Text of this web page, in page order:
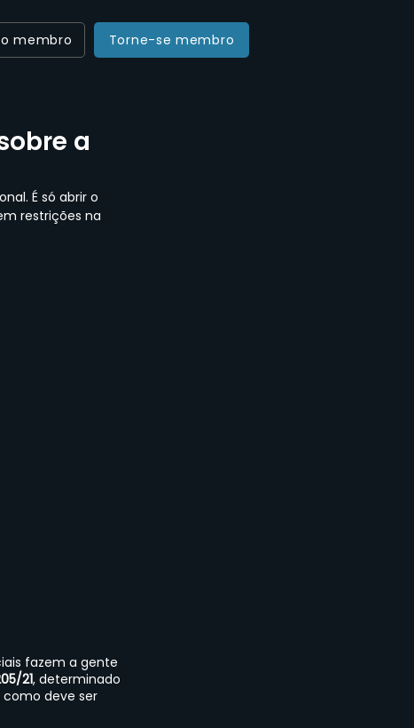
membro Torne-se membro
a
É só abrir o
restrições na
fazem a gente
21, determinado
como deve ser